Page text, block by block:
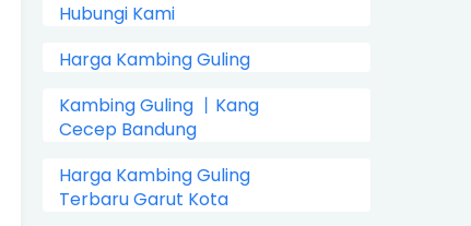
Hubungi Kami
Harga Kambing Guling
Kambing Guling 丨Kang
Cecep Bandung
Harga Kambing Guling
Terbaru Garut Kota